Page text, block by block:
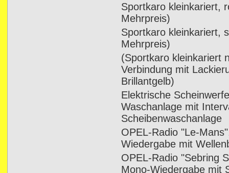
Sportkaro kleinkariert,
Mehrpreis)
Sportkaro kleinkariert,
Mehrpreis)
(Sportkaro kleinkariert
Verbindung mit
Brillantgelb)
Elektrische
Waschanlage mit
Scheibenwaschanlage
OPEL-Radio "Le-
Wiedergabe mit
OPEL-Radio "Sebring
Mono-Wiedergabe mit